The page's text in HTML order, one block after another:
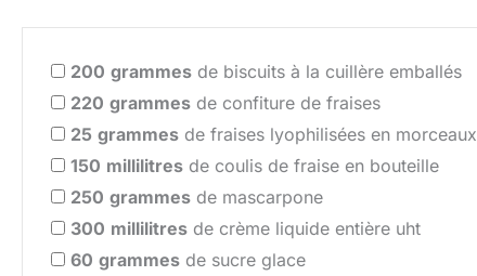
200 grammes de biscuits à la cuillère emballés
220 grammes de confiture de fraises
25 grammes de fraises lyophilisées en morceaux
150 millilitres de coulis de fraise en bouteille
250 grammes de mascarpone
300 millilitres de crème liquide entière uht
60 grammes de sucre glace